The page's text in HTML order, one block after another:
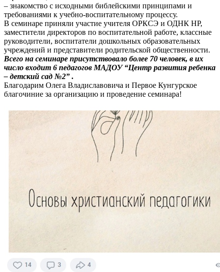
– знакомство с исходными библейскими принципами и
требованиями к учебно-воспитательному процессу.
В семинаре приняли участие учителя ОРКСЭ и ОДНК НР,
заместители директоров по воспитательной работе, классные
руководители, воспитатели дошкольных образовательных
учреждений и представители родительской общественности.
Всего на семинаре присутствовало более 70 человек, в их
число входит 6 педагогов МАДОУ “Центр развития ребенка
– детский сад №2” .
Благодарим Олега Владиславовича и Первое Кунгурское
благочиние за организацию и проведение семинара!